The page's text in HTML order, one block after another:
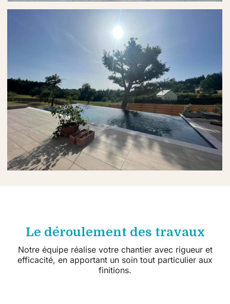
Le déroulement des travaux
Notre équipe réalise votre chantier avec rigueur et
efficacité, en apportant un soin tout particulier aux
finitions.